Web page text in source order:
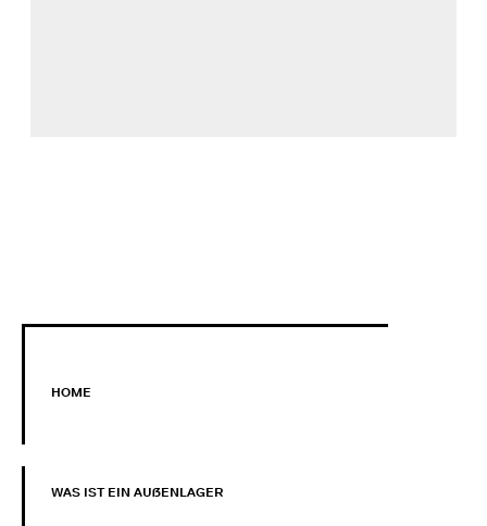
HOME
WAS IST EIN AUẞENLAGER